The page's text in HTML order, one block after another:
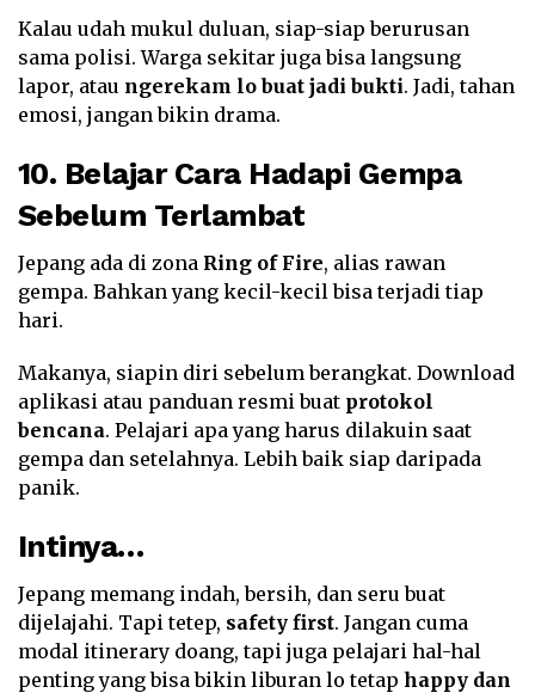
Kalau udah mukul duluan, siap-siap berurusan
sama polisi. Warga sekitar juga bisa langsung
lapor, atau ngerekam lo buat jadi bukti. Jadi, tahan
emosi, jangan bikin drama.
10. Belajar Cara Hadapi Gempa
Sebelum Terlambat
Jepang ada di zona Ring of Fire, alias rawan
gempa. Bahkan yang kecil-kecil bisa terjadi tiap
hari.
Makanya, siapin diri sebelum berangkat. Download
aplikasi atau panduan resmi buat protokol
bencana. Pelajari apa yang harus dilakuin saat
gempa dan setelahnya. Lebih baik siap daripada
panik.
Intinya…
Jepang memang indah, bersih, dan seru buat
dijelajahi. Tapi tetep, safety first. Jangan cuma
modal itinerary doang, tapi juga pelajari hal-hal
penting yang bisa bikin liburan lo tetap happy dan